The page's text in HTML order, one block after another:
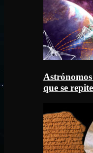
que se